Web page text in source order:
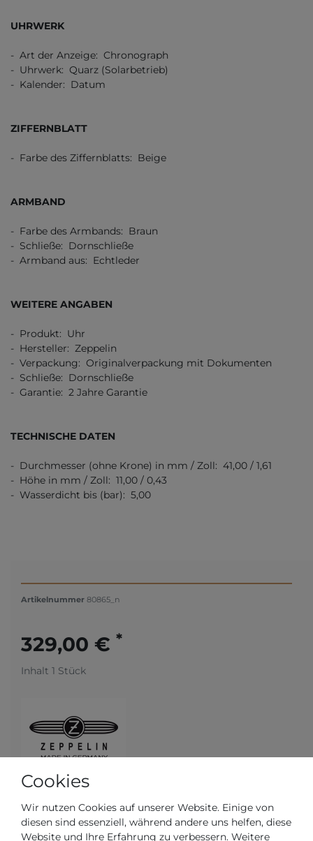
UHRWERK
- Art der Anzeige: Chronograph
- Uhrwerk: Quarz (Solarbetrieb)
- Kalender: Datum
ZIFFERNBLATT
- Farbe des Ziffernblatts: Beige
ARMBAND
- Farbe des Armbands: Braun
- Schließe: Dornschließe
- Armband aus: Echtleder
WEITERE ANGABEN
- Produkt: Uhr
- Hersteller: Zeppelin
- Verpackung: Originalverpackung mit Dokumenten
- Schließe: Dornschließe
- Garantie: 2 Jahre Garantie
TECHNISCHE DATEN
- Durchmesser (ohne Krone) in mm / Zoll: 41,00 / 1,61
- Höhe in mm / Zoll: 11,00 / 0,43
- Wasserdicht bis (bar): 5,00
Artikelnummer 80865_n
329,00 € *
Inhalt 1 Stück
Versandfertig in 2-3 Werktagen
Cookies
Wir nutzen Cookies auf unserer Website. Einige von
diesen sind essenziell, während andere uns helfen, diese
Website und Ihre Erfahrung zu verbessern. Weitere